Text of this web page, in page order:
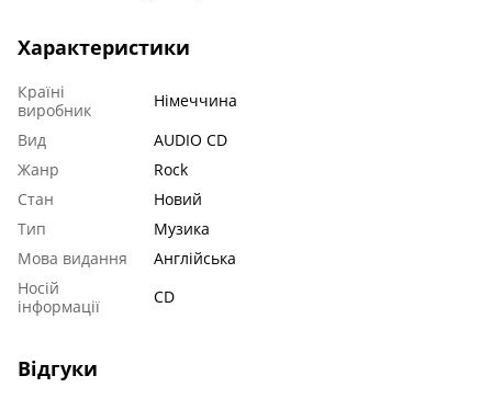
Характеристики
Країні
виробник
Німеччина
Вид
AUDIO CD
Жанр
Rock
Стан
Новий
Тип
Музика
Мова видання
Англійська
Носій
інформації
CD
Відгуки